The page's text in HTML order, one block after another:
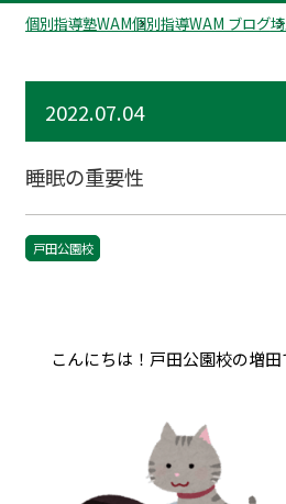
個別指導塾WAM個別指導WAM ブログ
2022.07.04
睡眠の重要性
戸田公園校
こんにちは！戸田公園校の増田